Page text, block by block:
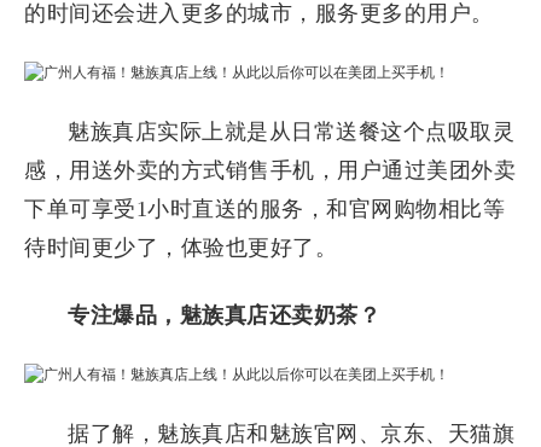
的时间还会进入更多的城市，服务更多的用户。
魅族真店实际上就是从日常送餐这个点吸取灵
感，用送外卖的方式销售手机，用户通过美团外卖
下单可享受1小时直送的服务，和官网购物相比等
待时间更少了，体验也更好了。
专注爆品，魅族真店还卖奶茶？
据了解，魅族真店和魅族官网、京东、天猫旗